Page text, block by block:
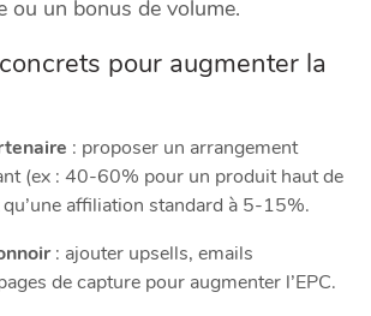
ou un bonus de volume.
pour augmenter la
: proposer un arrangement
(ex : 40-60% pour un produit haut de
affiliation standard à 5-15%.
: ajouter upsells, emails
de capture pour augmenter l’EPC.